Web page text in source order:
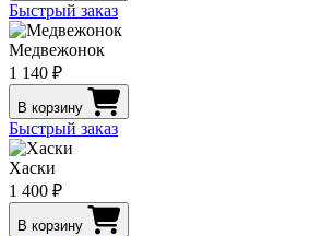
Быстрый заказ
Медвежонок
1 140 ₽
В корзину
Быстрый заказ
Хаски
1 400 ₽
В корзину